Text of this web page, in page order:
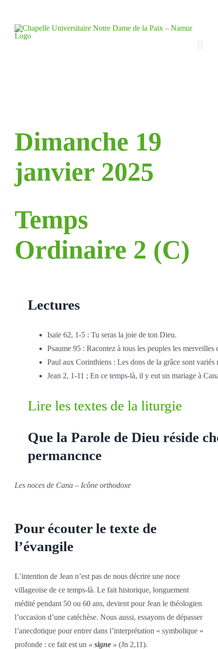
content
Dimanche 19
janvier 2025
Temps
Ordinaire 2 (C)
Lectures
Isaïe 62, 1-5 : Tu seras la joie de ton Dieu.
Psaume 95 : Racontez à tous les peuples les merveilles
Paul aux Corinthiens : Les dons de la grâce sont variés
Jean 2, 1-11 ; En ce temps-là, il y eut un mariage à
Lire les textes de la liturgie
Que la Parole de Dieu réside
permancnce
Les noces de Cana – Icône orthodoxe
Pour écouter le texte de
l’évangile
L’intention de Jean n’est pas de nous décrire une noce
villageoise de ce temps-là. Le fait historique, longuement
médité pendant 50 ou 60 ans, devient pour Jean le théologien
l’occasion d’une catéchèse. Nous aussi, essayons de dépasser
l’anecdotique pour entrer dans l’interprétation « symbolique »
profonde : ce fait est un « signe» (Jn 2,11).